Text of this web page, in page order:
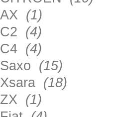
AX (1)
C2 (4)
C4 (4)
Saxo (15)
Xsara (18)
ZX (1)